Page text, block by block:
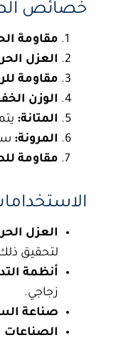
خصائص
مقاومة
العزل
مقاومة
الوزن
المتانة:
المرونة:
مقاومة
العزل
لتحقيق
أنظمة
زجاجي.
صناعة
الصناعات